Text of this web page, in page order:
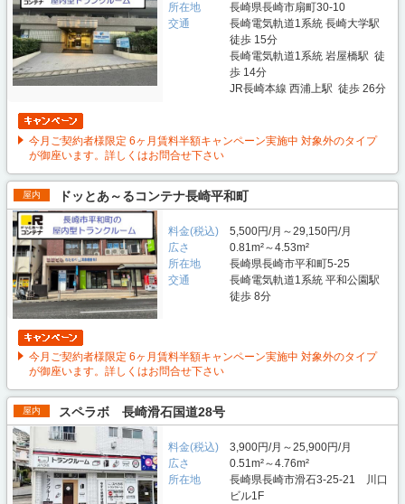
所在地
長崎県長崎市扇町30-10
交通
長崎電気軌道1系統 長崎大学駅
徒歩 15分
長崎電気軌道1系統 岩屋橋駅 徒
歩 14分
JR長崎本線 西浦上駅 徒歩 26分
今月ご契約者様限定 6ヶ月賃料半額キャンペーン実施中 対象外のタイプ
が御座います。詳しくはお問合せ下さい
屋内 ドッとあ～るコンテナ長崎平和町
料金(税込)
5,500円/月～29,150円/月
広さ
0.81m²～4.53m²
所在地
長崎県長崎市平和町5-25
交通
長崎電気軌道1系統 平和公園駅
徒歩 8分
今月ご契約者様限定 6ヶ月賃料半額キャンペーン実施中 対象外のタイプ
が御座います。詳しくはお問合せ下さい
屋内 スペラボ 長崎滑石国道28号
料金(税込)
3,900円/月～25,900円/月
広さ
0.51m²～4.76m²
所在地
長崎県長崎市滑石3-25-21 川口
ビル1F